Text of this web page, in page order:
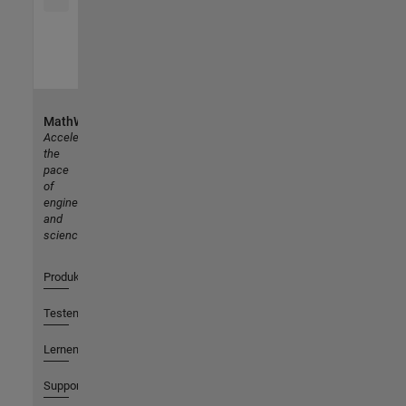
MathWorks
Accelerating
the
pace
of
engineering
and
science
Produkte
Testen oder Kaufen
Lernen
Support